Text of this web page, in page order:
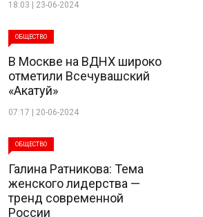
18:03 | 23-06-2024
ОБЩЕСТВО
В Москве на ВДНХ широко
отметили Всечувашский
«Акатуй»
07:17 | 20-06-2024
ОБЩЕСТВО
Галина Ратникова: Тема
женского лидерства —
тренд современной
России